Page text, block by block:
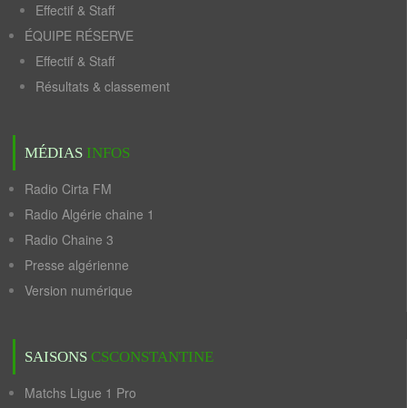
Effectif & Staff
ÉQUIPE RÉSERVE
Effectif & Staff
Résultats & classement
MÉDIAS INFOS
Radio Cirta FM
Radio Algérie chaine 1
Radio Chaine 3
Presse algérienne
Version numérique
SAISONS CSCONSTANTINE
Matchs Ligue 1 Pro